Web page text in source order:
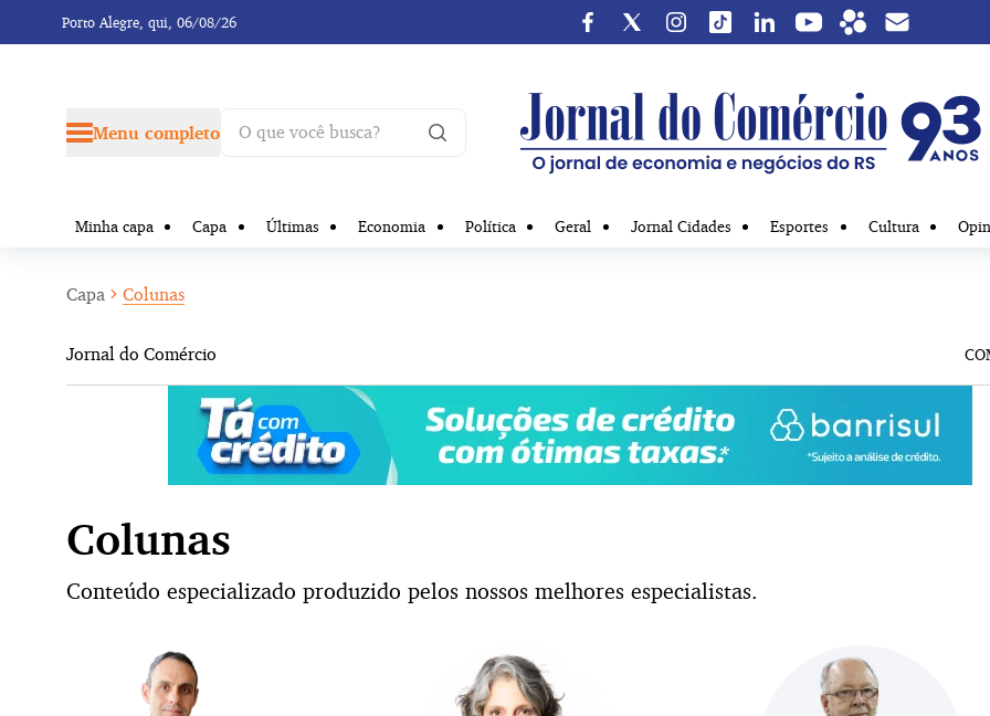
Porto Alegre, qui, 06/08/26
Menu completo
Minha capa Capa Últimas Economia Política Geral Jornal Cidades Esportes Cultura
Capa Colunas
Jornal do Comércio
Colunas
Conteúdo especializado produzido pelos nossos melhores especialistas.